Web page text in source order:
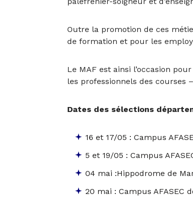
Outre la promotion de ces
de formation et pour les
Le MAF est ainsi l’occasion
les professionnels des courses
Dates des sélections
16 et 17/05 : Campus
5 et 19/05 : Campus
04 mai :Hippodrome de
20 mai : Campus AFASEC